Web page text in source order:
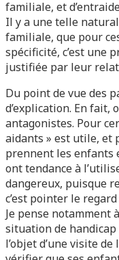
familiale, et
Il y a une telle
familiale, que pour
spécificité, c’est une
justifiée par leur
Du point de vue des
d’explication. En fait,
antagonistes. Pour
aidants » est utile, et
prennent les enfants
ont tendance à
dangereux, puisque
c’est pointer le
Je pense notamment
situation de handicap
l’objet d’une visite de